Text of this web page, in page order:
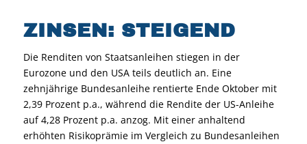
ZINSEN: STEIGEND
Die Renditen von Staatsanleihen stiegen in der
Eurozone und den USA teils deutlich an. Eine
zehnjährige Bundesanleihe rentierte Ende Oktober mit
2,39 Prozent p.a., während die Rendite der US-Anleihe
auf 4,28 Prozent p.a. anzog. Mit einer anhaltend
erhöhten Risikoprämie im Vergleich zu Bundesanleihen